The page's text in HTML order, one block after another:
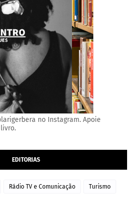
no Instagram. Apoie
EDITORIAS
Rádio TV e Comunicação Turismo